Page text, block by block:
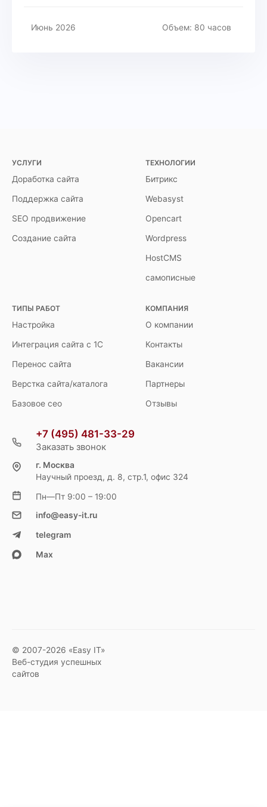
Июнь 2026 Объем: 80 часов
УСЛУГИ
Доработка сайта
Поддержка сайта
SEO продвижение
Создание сайта
ТЕХНОЛОГИИ
Битрикс
Webasyst
Opencart
Wordpress
HostCMS
самописные
ТИПЫ РАБОТ
Настройка
Интеграция сайта с 1С
Перенос сайта
Верстка сайта/каталога
Базовое сео
КОМПАНИЯ
О компании
Контакты
Вакансии
Партнеры
Отзывы
+7 (495) 481-33-29
Заказать звонок
г. Москва
Научный проезд, д. 8, стр.1, офис 324
Пн—Пт 9:00 – 19:00
info@easy-it.ru
telegram
Max
© 2007-2026 «Easy IT»
Веб-студия успешных
сайтов